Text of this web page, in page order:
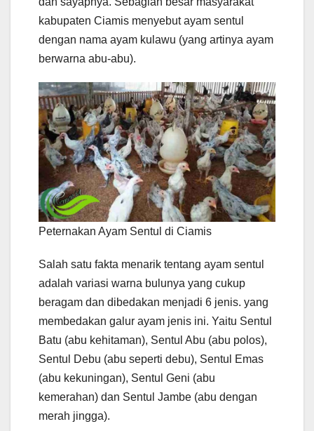
kabupaten Ciamis menyebut ayam sentul
dengan nama ayam kulawu (yang artinya ayam
berwarna abu-abu).
Peternakan Ayam Sentul di Ciamis
Salah satu fakta menarik tentang ayam sentul
adalah variasi warna bulunya yang cukup
beragam dan dibedakan menjadi 6 jenis. yang
membedakan galur ayam jenis ini. Yaitu Sentul
Batu (abu kehitaman), Sentul Abu (abu polos),
Sentul Debu (abu seperti debu), Sentul Emas
(abu kekuningan), Sentul Geni (abu
kemerahan) dan Sentul Jambe (abu dengan
merah jingga).